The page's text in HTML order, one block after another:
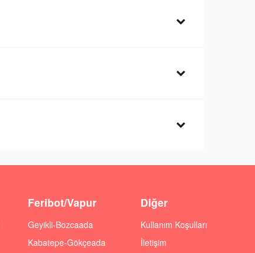
Feribot/Vapur
Geyikli-Bozcaada
Kabatepe-Gökçeada
Diğer
Kullanım Koşulları
İletişim